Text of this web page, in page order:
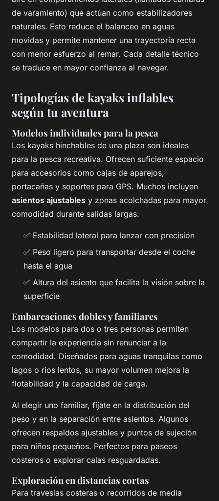
de varamiento) que actúan como estabilizadores
naturales. Esto reduce el balanceo en aguas
movidas y permite mantener una trayectoria recta
con menor esfuerzo al remar. Cada detalle técnico
se traduce en mayor confianza al navegar.
Tipologías de kayaks inflables
según tu aventura
Modelos individuales para la pesca
Los kayaks hinchables de una plaza son ideales
para la pesca recreativa. Ofrecen suficiente espacio
para accesorios como cajas de aparejos,
portacañas y soportes para GPS. Muchos incluyen
asientos ajustables y zonas acolchadas para mayor
comodidad durante salidas largas.
✅ Estabilidad lateral para lanzar con precisión
✅ Peso ligero para transportar desde el coche
hasta el agua
✅ Altura del asiento que facilita la visión sobre la
superficie
Embarcaciones dobles y familiares
Los modelos para dos o tres personas permiten
compartir la experiencia sin renunciar a la
comodidad. Diseñados para aguas tranquilas como
lagos o ríos lentos, su mayor volumen mejora la
flotabilidad y la capacidad de carga.
Al elegir uno familiar, fíjate en la distribución del
peso y en la separación entre asientos. Algunos
ofrecen respaldos ajustables y puntos de sujeción
para niños pequeños. Perfectos para paseos
costeros o explorar calas resguardadas.
Exploración en distancias cortas
Para travesías costeras o recorridos de media